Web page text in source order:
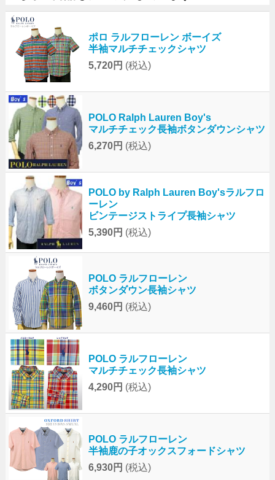
ポロ ラルフローレン ボーイズ
半袖マルチチェックシャツ
5,720円 (税込)
POLO Ralph Lauren Boy's
マルチチェック長袖ボタンダウンシャツ
6,270円 (税込)
POLO by Ralph Lauren Boy'sラルフロ
ーレン
ビンテージストライプ長袖シャツ
5,390円 (税込)
POLO ラルフローレン
ボタンダウン長袖シャツ
9,460円 (税込)
POLO ラルフローレン
マルチチェック長袖シャツ
4,290円 (税込)
POLO ラルフローレン
半袖鹿の子オックスフォードシャツ
6,930円 (税込)